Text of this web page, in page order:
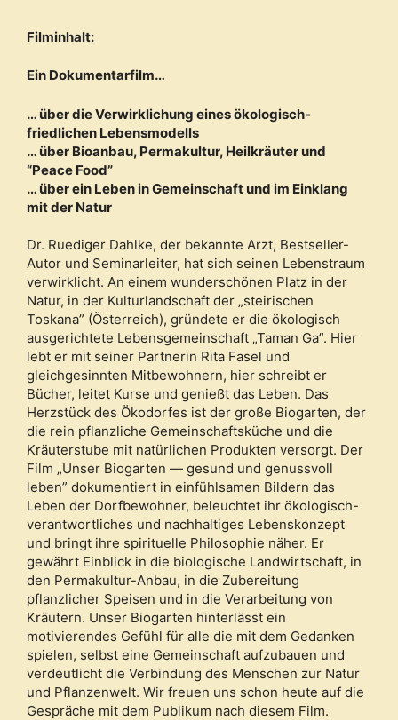
Filminhalt:
Ein Dokumentarfilm…
… über die Verwirklichung eines ökologisch-
friedlichen Lebensmodells
… über Bioanbau, Permakultur, Heilkräuter und
“Peace Food”
… über ein Leben in Gemeinschaft und im Einklang
mit der Natur
Dr. Ruediger Dahlke, der bekannte Arzt, Bestseller-
Autor und Seminarleiter, hat sich seinen Lebenstraum
verwirklicht. An einem wunderschönen Platz in der
Natur, in der Kulturlandschaft der „steirischen
Toskana” (Österreich), gründete er die ökologisch
ausgerichtete Lebensgemeinschaft „Taman Ga”. Hier
lebt er mit seiner Partnerin Rita Fasel und
gleichgesinnten Mitbewohnern, hier schreibt er
Bücher, leitet Kurse und genießt das Leben. Das
Herzstück des Ökodorfes ist der große Biogarten, der
die rein pflanzliche Gemeinschaftsküche und die
Kräuterstube mit natürlichen Produkten versorgt. Der
Film „Unser Biogarten — gesund und genussvoll
leben” dokumentiert in einfühlsamen Bildern das
Leben der Dorfbewohner, beleuchtet ihr ökologisch-
verantwortliches und nachhaltiges Lebenskonzept
und bringt ihre spirituelle Philosophie näher. Er
gewährt Einblick in die biologische Landwirtschaft, in
den Permakultur-Anbau, in die Zubereitung
pflanzlicher Speisen und in die Verarbeitung von
Kräutern. Unser Biogarten hinterlässt ein
motivierendes Gefühl für alle die mit dem Gedanken
spielen, selbst eine Gemeinschaft aufzubauen und
verdeutlicht die Verbindung des Menschen zur Natur
und Pflanzenwelt. Wir freuen uns schon heute auf die
Gespräche mit dem Publikum nach diesem Film.